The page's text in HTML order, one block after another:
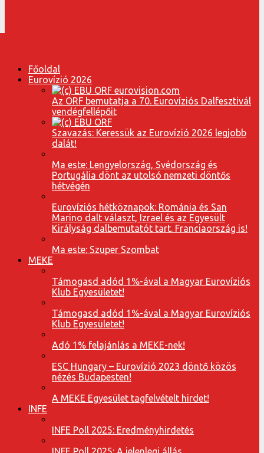
Főoldal
Eurovízió 2026
Az ORF bemutatja a 70. Eurovíziós Dalfesztivál
vendégfellépőit
Szavazás: Keressük az Eurovízió 2026 legjobb
dalát!
Ma este: Lengyelország, Svédország és
Portugália dönt az utolsó nemzeti döntős
hétvégén
Eurovíziós hétköznapok: Románia és San
Marino dalt választ, Izrael és az Egyesült
Királyság dalbemutatót tart. Franciaország is!
Ma este: Szuper Szombat
MEKE
Támogasd adód 1%-ával a Magyar Eurovíziós
Klub Egyesületet!
Támogasd adód 1%-ával a Magyar Eurovíziós
Klub Egyesületet!
Adó 1% felajánlás a MEKE-nek!
ESC Hungary – Eurovízió 2023 döntő közös
nézés Budapesten!
A MEKE Egyesület tagfelvételt hirdet!
INFE
INFE Poll 2025: Eredményhirdetés